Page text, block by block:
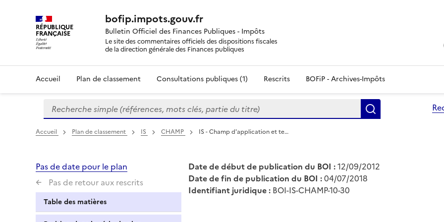
RÉPUBLIQUE
FRANÇAISE
bofip.impots.gouv.fr
Bulletin Officiel des Finances Publiques - Impôts
Le site des commentaires officiels des dispositions fiscales
de la direction générale des Finances publiques
Accueil Plan de classement Consultations publiques (1) Rescrits BOFiP - Archives-Impôts
Formulaire
de
recherche
Recherche simple (références, mots clés, partie du titre)
Accueil Plan de classement IS CHAMP IS - Champ d'application et te…
Pas de date pour le plan
Pas de retour aux rescrits
Table des matières
Date de début de publication du BOI :12/09/2012
Date de fin de publication du BOI :04/07/2018
Identifiant juridique : BOI-IS-CHAMP-10-30